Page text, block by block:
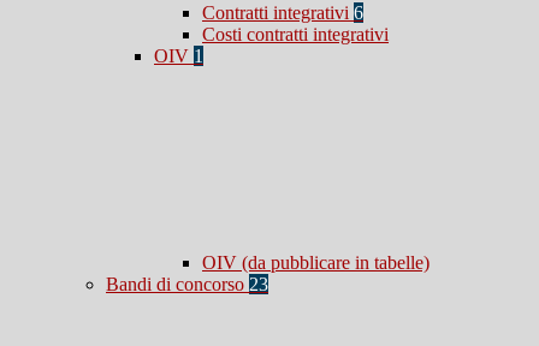
Contratti integrativi 6
Costi contratti integrativi
OIV 1
OIV (da pubblicare in tabelle)
Bandi di concorso 23